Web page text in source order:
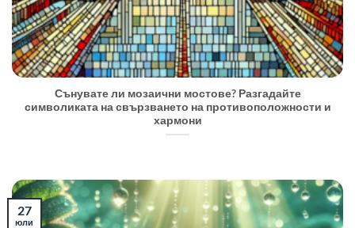
Сънувате ли мозаични мостове? Разгадайте
символиката на свързването на противоположности и
хармони
27
юли